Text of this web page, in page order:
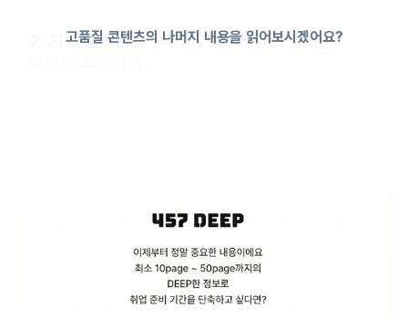
2. 지원한 직무를 수행하기 위해 필요한 핵심
고품질 콘텐츠의 나머지 내용을 읽어보시겠어요?